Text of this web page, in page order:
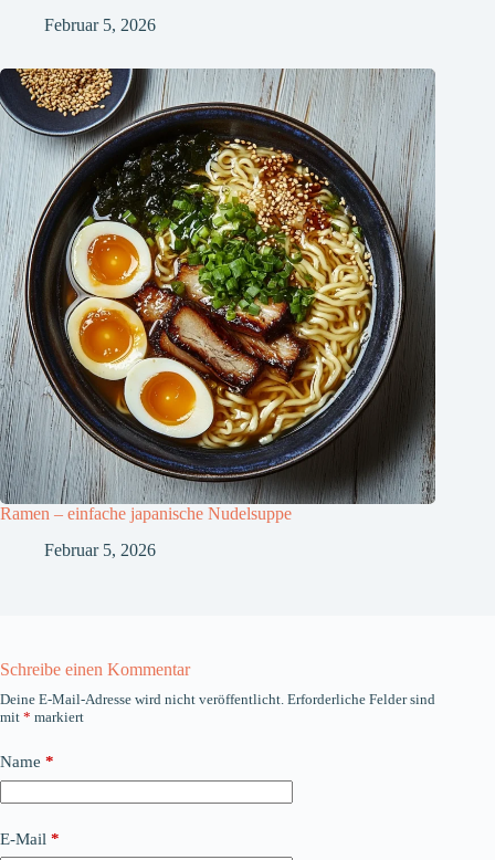
Februar 5, 2026
Ramen – einfache japanische Nudelsuppe
Februar 5, 2026
Schreibe einen Kommentar
Deine E-Mail-Adresse wird nicht veröffentlicht. Erforderliche Felder sind
mit * markiert
Name *
E-Mail *